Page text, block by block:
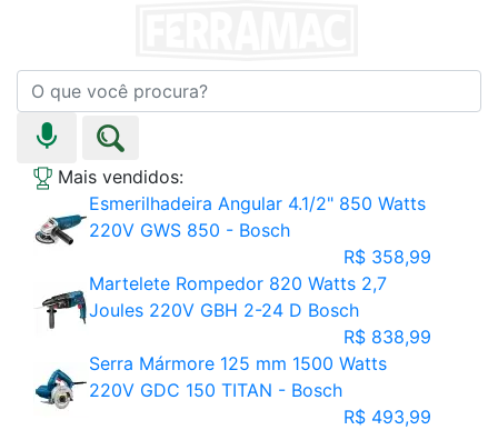
Mais vendidos:
Esmerilhadeira Angular 4.1/2" 850 Watts
220V GWS 850 - Bosch
R$ 358,99
Martelete Rompedor 820 Watts 2,7
Joules 220V GBH 2-24 D Bosch
R$ 838,99
Serra Mármore 125 mm 1500 Watts
220V GDC 150 TITAN - Bosch
R$ 493,99